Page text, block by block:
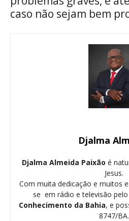
caso não sejam bem
Djalma
Djalma Almeida Paixão é
Jesus.
Com muita dedicação e muitos
se em rádio e televisão pelo
Conhecimento da Bahia, e
8747/BA.